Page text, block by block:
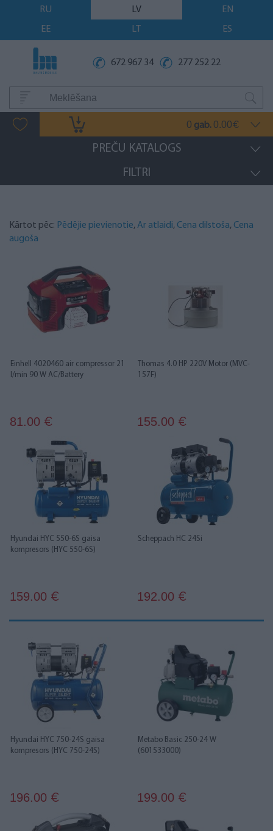
RU LV
EN
EE
LT ES
672 967 34 277 252 22
0 gab. 0.00€
PREČU KATALOGS
FILTRI
Kārtot pēc: Pēdējie pievienotie,Ar atlaidi, Cena dilstoša, Cena
augoša
Einhell 4020460 air compressor 21
l/min 90 W AC/Battery
81.00 €
Thomas 4.0 HP 220V Motor (MVC-
157F)
155.00 €
Hyundai HYC 550-6S gaisa
kompresors (HYC 550-6S)
159.00 €
Scheppach HC 24Si
192.00 €
Hyundai HYC 750-24S gaisa
kompresors (HYC 750-24S)
196.00 €
Metabo Basic 250-24 W
(601533000)
199.00 €